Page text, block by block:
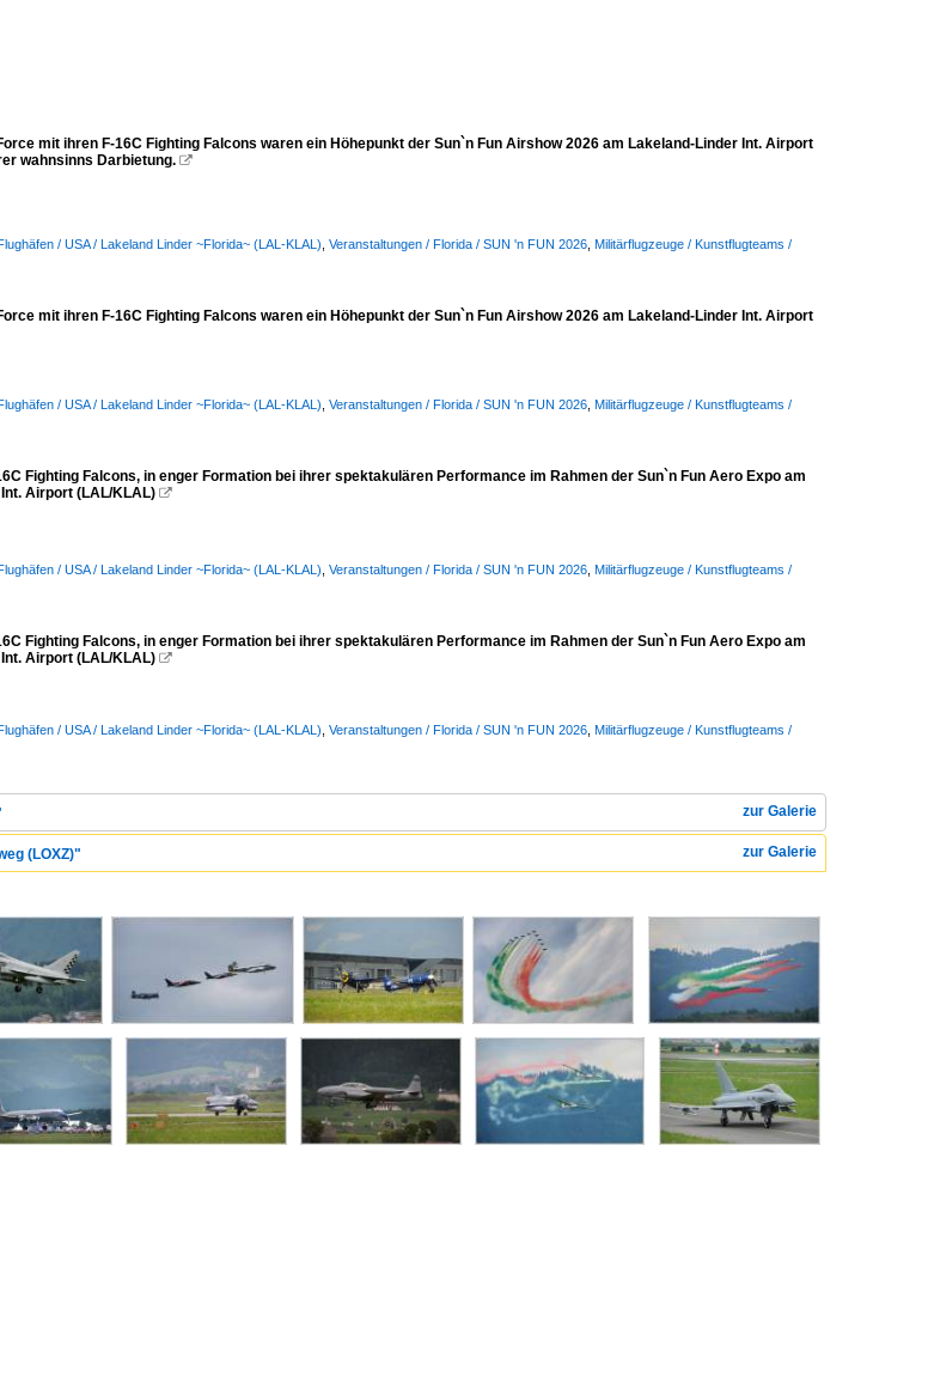
mit ihren F-16C Fighting Falcons waren ein Höhepunkt der Sun`n Fun Airshow 2026 am Lakeland-Linder Int. Airport
wahnsinns Darbietung. 
/ USA / Lakeland Linder ~Florida~ (LAL-KLAL) Veranstaltungen / Florida / SUN 'n FUN 2026 Militärflugzeuge / Kunstflugteams /
mit ihren F-16C Fighting Falcons waren ein Höhepunkt der Sun`n Fun Airshow 2026 am Lakeland-Linder Int. Airport
/ USA / Lakeland Linder ~Florida~ (LAL-KLAL) Veranstaltungen / Florida / SUN 'n FUN 2026 Militärflugzeuge / Kunstflugteams /
Fighting Falcons, in enger Formation bei ihrer spektakulären Performance im Rahmen der Sun`n Fun Aero Expo am
Airport (LAL/KLAL) 
/ USA / Lakeland Linder ~Florida~ (LAL-KLAL) Veranstaltungen / Florida / SUN 'n FUN 2026 Militärflugzeuge / Kunstflugteams /
Fighting Falcons, in enger Formation bei ihrer spektakulären Performance im Rahmen der Sun`n Fun Aero Expo am
Airport (LAL/KLAL) 
/ USA / Lakeland Linder ~Florida~ (LAL-KLAL) Veranstaltungen / Florida / SUN 'n FUN 2026 Militärflugzeuge / Kunstflugteams /
zur Galerie
zur Galerie
(LOXZ)"